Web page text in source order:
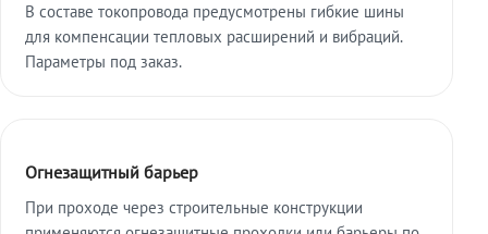
В составе токопровода предусмотрены гибкие шины
для компенсации тепловых расширений и вибраций.
Параметры под заказ.
Огнезащитный барьер
При проходе через строительные конструкции